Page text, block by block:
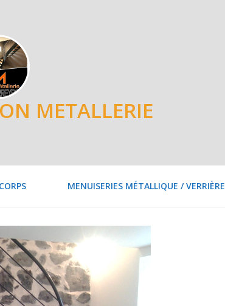
METALLERIE
MENUISERIES MÉTALLIQUE / VERRIÈRE